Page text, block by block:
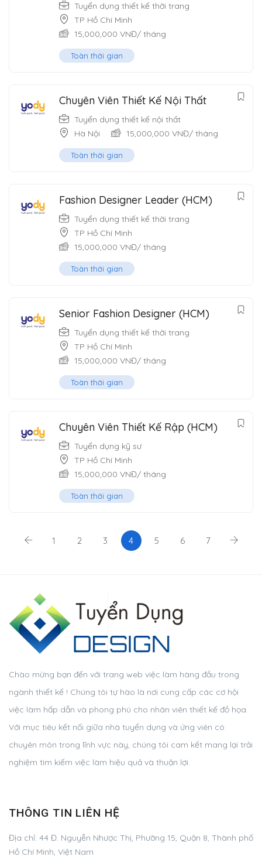
Tuyển dụng thiết kế thời trang
TP Hồ Chí Minh
15,000,000 VNĐ/ tháng
Toàn thời gian
Chuyên Viên Thiết Kế Nội Thất
Tuyển dụng thiết kế nội thất
Hà Nội
15,000,000 VNĐ/ tháng
Toàn thời gian
Fashion Designer Leader (HCM)
Tuyển dụng thiết kế thời trang
TP Hồ Chí Minh
15,000,000 VNĐ/ tháng
Toàn thời gian
Senior Fashion Designer (HCM)
Tuyển dụng thiết kế thời trang
TP Hồ Chí Minh
15,000,000 VNĐ/ tháng
Toàn thời gian
Chuyên Viên Thiết Kế Rập (HCM)
Tuyển dụng kỹ sư
TP Hồ Chí Minh
15,000,000 VNĐ/ tháng
Toàn thời gian
1 2 3 4 5 6 7
Chào mừng bạn đến với trang web việc làm hàng đầu trong
ngành thiết kế ! Chúng tôi tự hào là nơi cung cấp các cơ hội
việc làm hấp dẫn và phong phú cho nhân viên thiết kế đồ họa.
Với mục tiêu kết nối giữa nhà tuyển dụng và ứng viên có
chuyên môn trong lĩnh vực này, chúng tôi cam kết mang lại trải
nghiệm tìm kiếm việc làm hiệu quả và thuận lợi.
THÔNG TIN LIÊN HỆ
Địa chỉ: 44 Đ. Nguyễn Nhược Thị, Phường 15, Quận 8, Thành phố
Hồ Chí Minh, Việt Nam